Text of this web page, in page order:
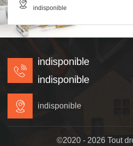
indisponible
indisponible
indisponible
indisponible
©2020 - 2026 Tout